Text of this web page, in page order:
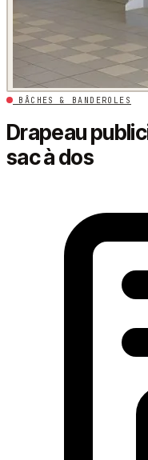
BÂCHES & BANDEROLES
Drapeau
sac à dos